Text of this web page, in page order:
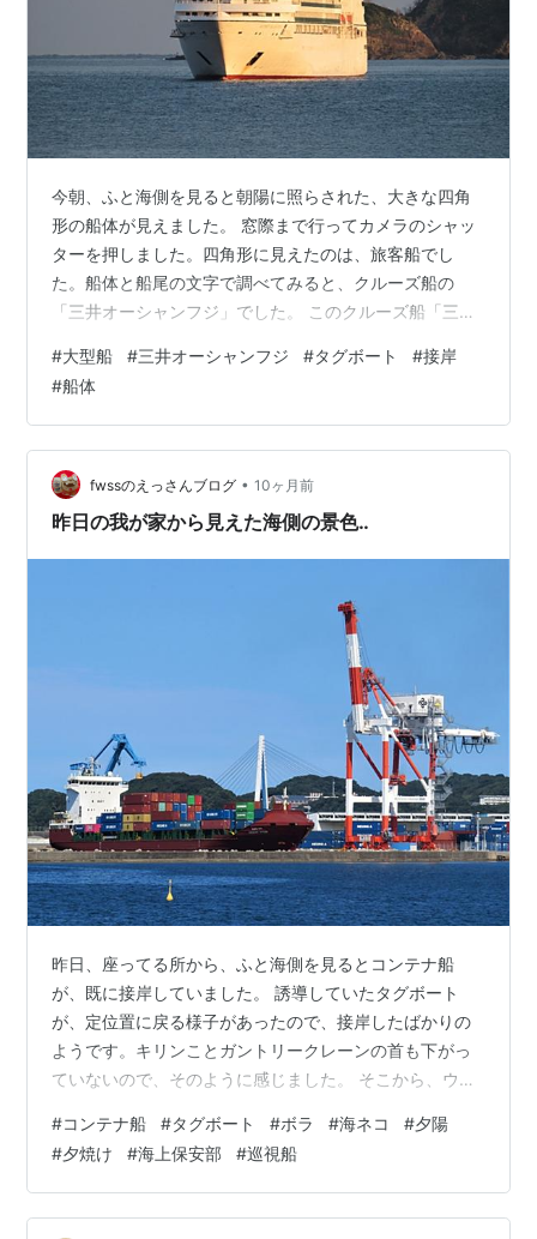
今朝、ふと海側を見ると朝陽に照らされた、大きな四角
形の船体が見えました。 窓際まで行ってカメラのシャッ
ターを押しました。四角形に見えたのは、旅客船でし
た。船体と船尾の文字で調べてみると、クルーズ船の
「三井オーシャンフジ」でした。 このクルーズ船「三井
25.60m、客室：229室、店員：458名だそうです。 大型
船を誘導したり、サポートするタグボートは、碇泊した
ままです。どのように接岸するのだろうか？ と、見てい
ると自力でした。 パチリしたカメラのSDカードには、昨
日の満月と、今朝の雲に隠れていく月の写真があったの
で、これも最後に掲載しました。。…
#大型船 #三井オーシャンフジ #タグボート #接岸
#船体
fwssのえっさんブログ • 10ヶ月前
昨日の我が家から見えた海側の景色‥
昨日、座ってる所から、ふと海側を見るとコンテナ船
が、既に接岸していました。 誘導していたタグボート
が、定位置に戻る様子があったので、接岸したばかりの
ようです。キリンことガントリークレーンの首も下がっ
ていないので、そのように感じました。 そこから、ウオ
コの姿も‥。夕陽が船体を照らすまで、作業が続いていま
した。 夕陽の手前には、鳶の姿も‥。コンテナ船が出
港‥。夕陽が沈み暗くなっていくにつれ、海上保安部の巡
視船の文字が目立つように‥。そして、一日が暮れていき
#コンテナ船 #タグボート #ボラ #海ネコ #夕陽
#夕焼け #海上保安部 #巡視船